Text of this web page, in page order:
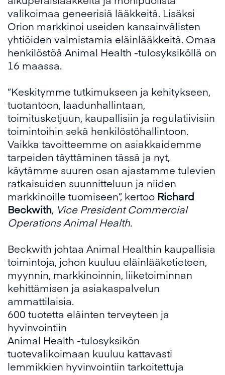
valikoimaa geneerisiä lääkkeitä. Lisäksi
Orion markkinoi useiden kansainvälisten
yhtiöiden valmistamia eläinlääkkeitä. Omaa
henkilöstöä Animal Health -tulosyksiköllä on
16 maassa.
”Keskitymme tutkimukseen ja kehitykseen,
tuotantoon, laadunhallintaan,
toimitusketjuun, kaupallisiin ja regulatiivisiin
toimintoihin sekä henkilöstöhallintoon.
Vaikka tavoitteemme on asiakkaidemme
tarpeiden täyttäminen tässä ja nyt,
käytämme suuren osan ajastamme tulevien
ratkaisuiden suunnitteluun ja niiden
markkinoille tuomiseen”, kertoo Richard
Beckwith, Vice President Commercial
Operations Animal Health.
Beckwith johtaa Animal Healthin kaupallisia
toimintoja, johon kuuluu eläinlääketieteen,
myynnin, markkinoinnin, liiketoiminnan
kehittämisen ja asiakaspalvelun
ammattilaisia.
600 tuotetta eläinten terveyteen ja
hyvinvointiin
Animal Health -tulosyksikön
tuotevalikoimaan kuuluu kattavasti
lemmikkien hyvinvointiin tarkoitettuja